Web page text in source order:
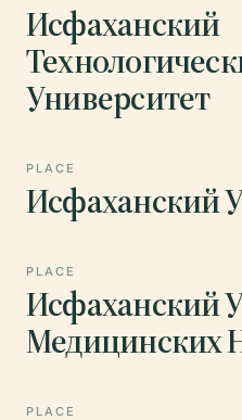
Исфаханский
Университет
PLACE
Исфаханский
PLACE
Исфаханский
Медицинских
PLACE